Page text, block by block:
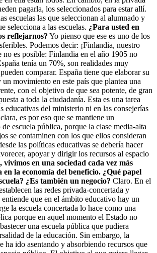
pagarla, los seleccionados para estar allí.
escuelas las que seleccionan al alumnado y
selecciona a las escuelas. ¿Para usted en
reflejarnos? Yo pienso que ese es uno de los
Podemos decir: ¡Finlandia, nuestro
no es posible: Finlandia en el año 1905 no
tenía un 70%, son realidades muy
comparar. España tiene que elaborar su
movimiento en este país que plantea una
con el objetivo de que sea potente, de gran
a toda la ciudadanía. Esta es una tarea
educativas del ministerio ni en las consejerías
es por eso que se mantiene un
escuela pública, porque la clase media-alta
se contaminen con los que ellos consideran
las políticas educativas se debería hacer
apoyar y dirigir los recursos al espacio
vivimos en una sociedad cada vez más
en la economía del beneficio. ¿Qué papel
¿Es también un negocio? Claro. En el
las redes privada-concertada y
que en el ámbito educativo hay un
la escuela concertada lo hace como una
porque en aquel momento el Estado no
una escuela pública que pudiera
de la educación. Sin embargo, la
ha ido asentando y absorbiendo recursos que